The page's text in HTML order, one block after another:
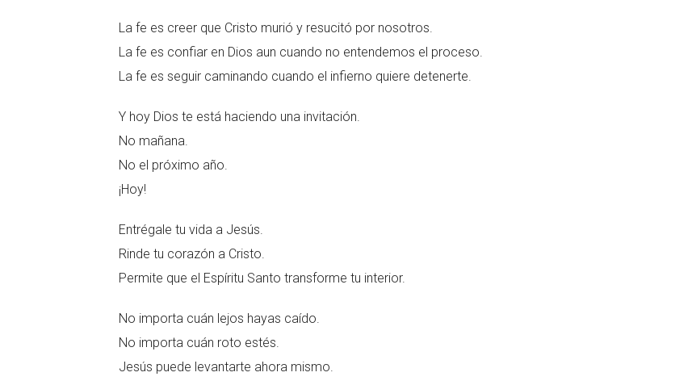
La fe es creer que Cristo murió y resucitó por nosotros.
La fe es confiar en Dios aun cuando no entendemos el proceso.
La fe es seguir caminando cuando el infierno quiere detenerte.
Y hoy Dios te está haciendo una invitación.
No mañana.
No el próximo año.
¡Hoy!
Entrégale tu vida a Jesús.
Rinde tu corazón a Cristo.
Permite que el Espíritu Santo transforme tu interior.
No importa cuán lejos hayas caído.
No importa cuán roto estés.
Jesús puede levantarte ahora mismo.